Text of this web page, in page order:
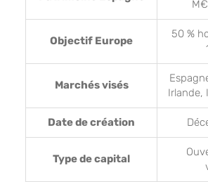
Objectif Europe
50 %
Marchés visés
Irlande,
Date de création
Type de capital